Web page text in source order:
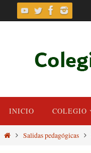
to
content
INICIO COLEGIO
HomeSalidas pedagógicas